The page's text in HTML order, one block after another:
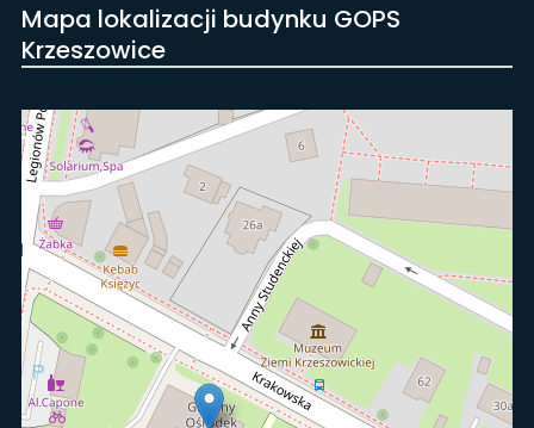
Mapa lokalizacji budynku GOPS
Krzeszowice